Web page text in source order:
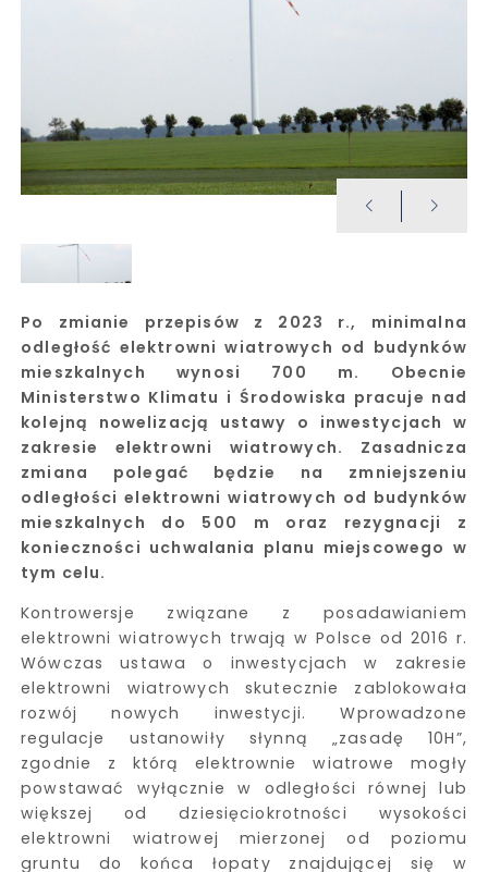
Po zmianie przepisów z 2023 r., minimalna
odległość elektrowni wiatrowych od budynków
mieszkalnych wynosi 700 m. Obecnie
Ministerstwo Klimatu i Środowiska pracuje nad
kolejną nowelizacją ustawy o inwestycjach w
zakresie elektrowni wiatrowych. Zasadnicza
zmiana polegać będzie na zmniejszeniu
odległości elektrowni wiatrowych od budynków
mieszkalnych do 500 m oraz rezygnacji z
konieczności uchwalania planu miejscowego w
tym celu.
Kontrowersje związane z posadawianiem
elektrowni wiatrowych trwają w Polsce od 2016 r.
Wówczas ustawa o inwestycjach w zakresie
elektrowni wiatrowych skutecznie zablokowała
rozwój nowych inwestycji. Wprowadzone
regulacje ustanowiły słynną „zasadę 10H”,
zgodnie z którą elektrownie wiatrowe mogły
powstawać wyłącznie w odległości równej lub
większej od dziesięciokrotności wysokości
elektrowni wiatrowej mierzonej od poziomu
gruntu do końca łopaty znajdującej się w